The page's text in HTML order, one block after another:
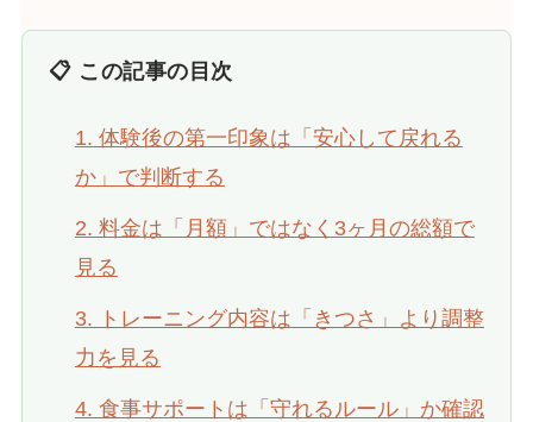
📋 この記事の目次
1. 体験後の第一印象は「安心して戻れる
か」で判断する
2. 料金は「月額」ではなく3ヶ月の総額で
見る
3. トレーニング内容は「きつさ」より調整
力を見る
4. 食事サポートは「守れるルール」か確認